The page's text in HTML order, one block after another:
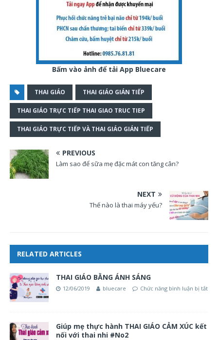
Bấm vào ảnh để tải App Bluecare
THAI GIÁO THAI GIÁO GIÁN TIẾP
THAI GIÁO TRỰC TIẾP THAI GIAO TRUC TIEP
THAI GIÁO TRỰC TIẾP VÀ THAI GIÁO GIÁN TIẾP
PREVIOUS
Làm sao để sữa mẹ đặc mát con tăng cân?
NEXT
Thế nào là thai máy yếu?
RELATED ARTICLES
THAI GIÁO BẰNG ÁNH SÁNG
12/06/2019 bluecare Chức năng bình luận bị tắt
Giúp mẹ thực hành THAI GIÁO CẢM XÚC kết
nối với thai nhi #No2